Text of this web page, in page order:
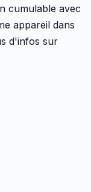
cumulable avec
appareil dans
d'infos sur